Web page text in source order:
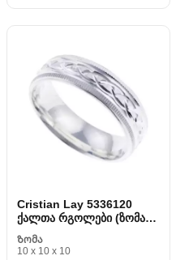
Cristian Lay 5336120
ქალთა რგოლები (ზომა
12)
Ზომა
10 x 10 x 10